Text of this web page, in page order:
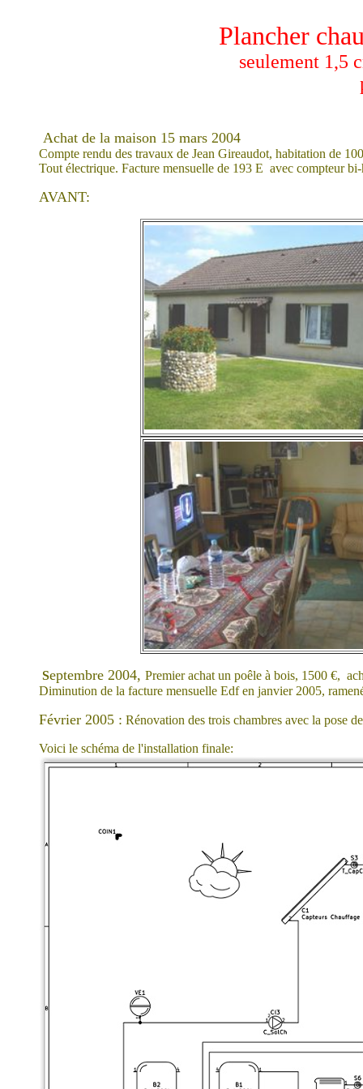
Plancher
seulement 1,5
Achat de la maison 15 mars 2004
Compte rendu des travaux de Jean Gireaudot, habitation de
Tout électrique. Facture mensuelle de 193 E avec compteur
AVANT:
Septembre 2004, Premier achat un poêle à bois, 1500 €,
Diminution de la facture mensuelle Edf en janvier 2005,
Février 2005 : Rénovation des trois chambres avec la pose
Voici le schéma de l'installation finale: